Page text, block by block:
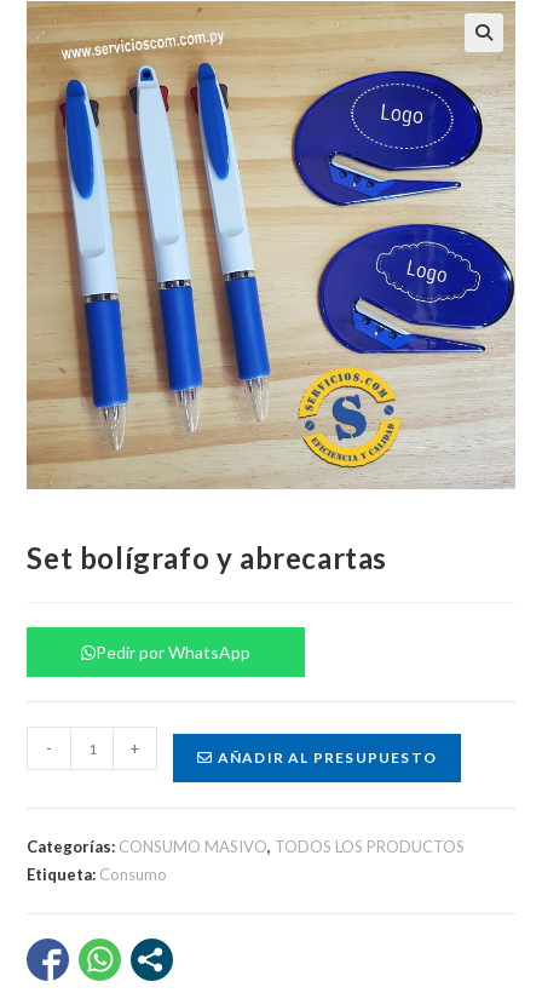
Set bolígrafo y abrecartas
Pedir por WhatsApp
bolígrafo
cantidad
- + AÑADIR AL PRESUPUESTO
Categorías: CONSUMO MASIVO, TODOS LOS PRODUCTOS
Etiqueta: Consumo